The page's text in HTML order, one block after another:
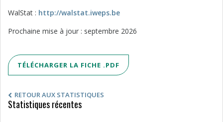
WalStat : http://walstat.iweps.be
Prochaine mise à jour : septembre 2026
TÉLÉCHARGER LA FICHE .PDF
RETOUR AUX STATISTIQUES
Statistiques récentes